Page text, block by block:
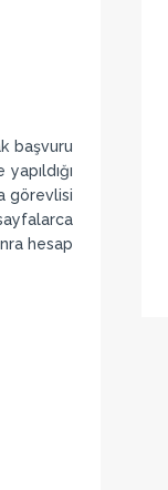
başvuru
görevlisi
hesap